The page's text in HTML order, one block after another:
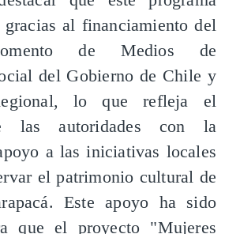
al financiamiento del
de Medios de
del Gobierno de Chile y
lo que refleja el
las autoridades con la
a las iniciativas locales
el patrimonio cultural de
Este apoyo ha sido
que el proyecto "Mujeres